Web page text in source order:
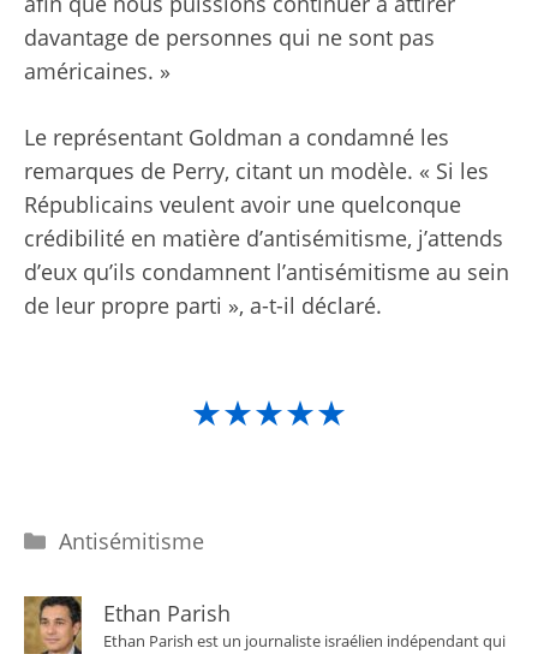
davantage de personnes qui ne sont pas
américaines. »
Le représentant Goldman a condamné les
remarques de Perry, citant un modèle. « Si les
Républicains veulent avoir une quelconque
crédibilité en matière d’antisémitisme, j’attends
d’eux qu’ils condamnent l’antisémitisme au sein
de leur propre parti », a-t-il déclaré.
★★★★★
Catégories
Antisémitisme
Ethan Parish
Ethan Parish est un journaliste israélien indépendant qui